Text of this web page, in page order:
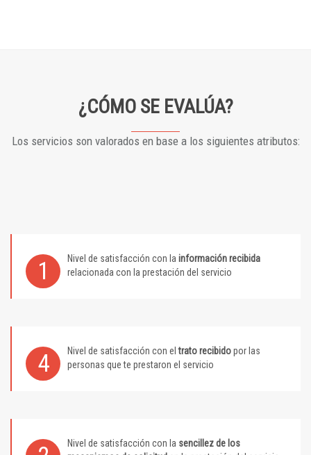
¿CÓMO SE EVALÚA?
Los servicios son valorados en base a los siguientes atributos:
1 Nivel de satisfacción con la información recibida
relacionada con la prestación del servicio
4 Nivel de satisfacción con eltrato recibidopor las
personas que te prestaron el servicio
Nivel de satisfacción con la sencillez de los